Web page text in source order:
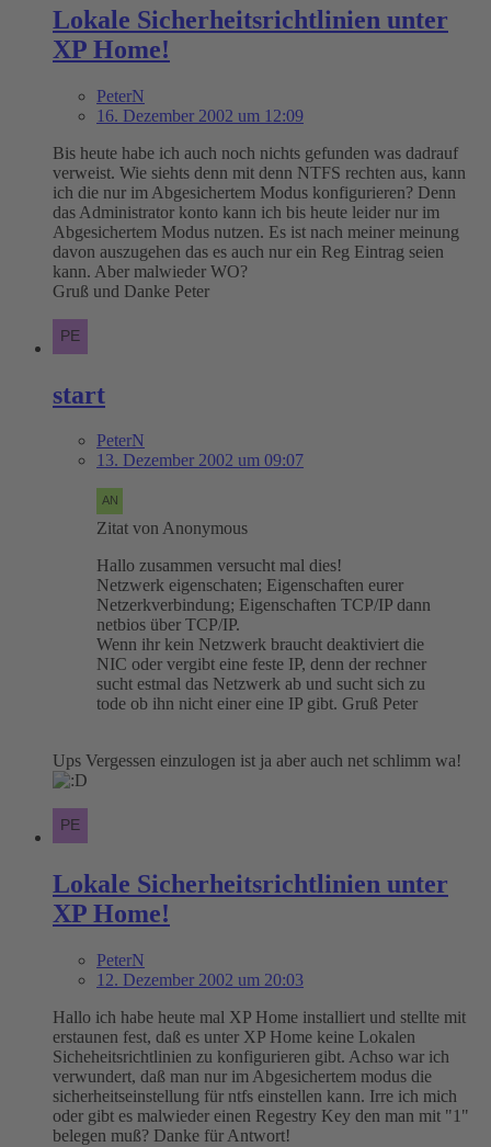
Lokale Sicherheitsrichtlinien unter
XP Home!
PeterN
16. Dezember 2002 um 12:09
Bis heute habe ich auch noch nichts gefunden was dadrauf
verweist. Wie siehts denn mit denn NTFS rechten aus, kann
ich die nur im Abgesichertem Modus konfigurieren? Denn
das Administrator konto kann ich bis heute leider nur im
Abgesichertem Modus nutzen. Es ist nach meiner meinung
davon auszugehen das es auch nur ein Reg Eintrag seien
kann. Aber malwieder WO?
Gruß und Danke Peter
start
PeterN
13. Dezember 2002 um 09:07
Zitat von Anonymous
Hallo zusammen versucht mal dies!
Netzwerk eigenschaten; Eigenschaften eurer
Netzerkverbindung; Eigenschaften TCP/IP dann
netbios über TCP/IP.
Wenn ihr kein Netzwerk braucht deaktiviert die
NIC oder vergibt eine feste IP, denn der rechner
sucht estmal das Netzwerk ab und sucht sich zu
tode ob ihn nicht einer eine IP gibt. Gruß Peter
Ups Vergessen einzulogen ist ja aber auch net schlimm wa!
Lokale Sicherheitsrichtlinien unter
XP Home!
PeterN
12. Dezember 2002 um 20:03
Hallo ich habe heute mal XP Home installiert und stellte mit
erstaunen fest, daß es unter XP Home keine Lokalen
Sicheheitsrichtlinien zu konfigurieren gibt. Achso war ich
verwundert, daß man nur im Abgesichertem modus die
sicherheitseinstellung für ntfs einstellen kann. Irre ich mich
oder gibt es malwieder einen Regestry Key den man mit "1"
belegen muß? Danke für Antwort!